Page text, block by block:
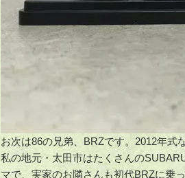
お次は86の兄弟、BRZです。2012年式
私の地元・太田市はたくさんの
マで、実家のお隣さんも初代BRZに乗